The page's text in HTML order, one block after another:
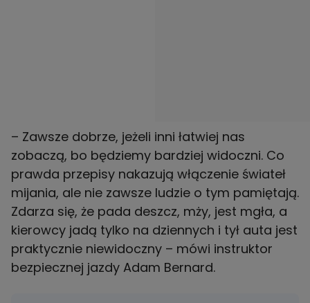
– Zawsze dobrze, jeżeli inni łatwiej nas
zobaczą, bo będziemy bardziej widoczni. Co
prawda przepisy nakazują włączenie świateł
mijania, ale nie zawsze ludzie o tym pamiętają.
Zdarza się, że pada deszcz, mży, jest mgła, a
kierowcy jadą tylko na dziennych i tył auta jest
praktycznie niewidoczny – mówi instruktor
bezpiecznej jazdy Adam Bernard.